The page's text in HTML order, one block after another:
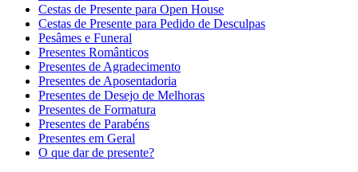
Cestas de Presente para Open House
Cestas de Presente para Pedido de Desculpas
Pesâmes e Funeral
Presentes Românticos
Presentes de Agradecimento
Presentes de Aposentadoria
Presentes de Desejo de Melhoras
Presentes de Formatura
Presentes de Parabéns
Presentes em Geral
O que dar de presente?